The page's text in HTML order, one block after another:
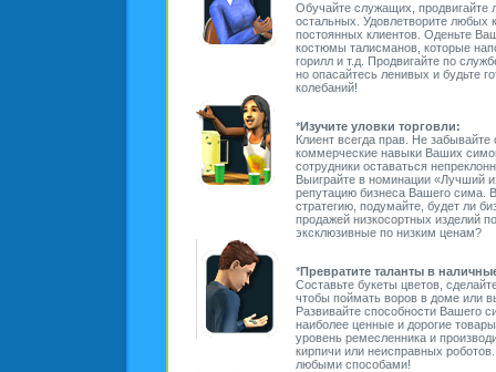
Обучайте служащих, продвигайте
остальных. Удовлетворите любых
постоянных клиентов. Оденьте
костюмы талисманов, которые
горилл и т.д. Продвигайте по
но опасайтесь ленивых и будьте
колебаний!
*Изучите уловки торговли:
Клиент всегда прав. Не забывайте
коммерческие навыки Ваших
сотрудники оставаться
Выиграйте в номинации «Лучший
репутацию бизнеса Вашего сима.
стратегию, подумайте, будет ли
продажей низкосортных изделий
эксклюзивные по низким ценам?
*Превратите таланты в
Составьте букеты цветов,
чтобы поймать воров в доме или
Развивайте способности Вашего
наиболее ценные и дорогие
уровень ремесленника и
кирпичи или неисправных
любыми способами!